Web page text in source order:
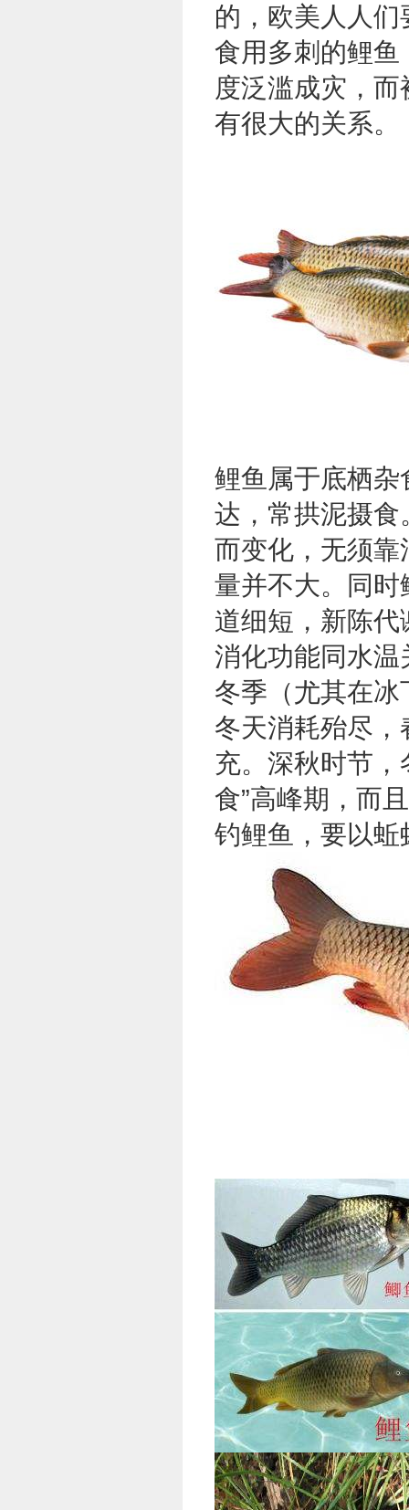
的，欧美人人
食用多刺的鲤
度泛滥成灾，
有很大的关系。
鲤鱼属于底栖
达，常拱泥摄
而变化，无须
量并不大。同
道细短，新陈
消化功能同水
冬季（尤其在
冬天消耗殆尽
充。深秋时节
食”高峰期，而
钓鲤鱼，要以蚯